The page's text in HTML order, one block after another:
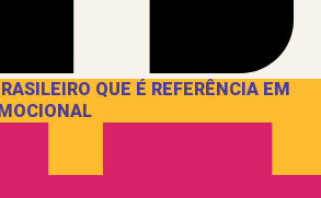
QUE É REFERÊNCIA EM